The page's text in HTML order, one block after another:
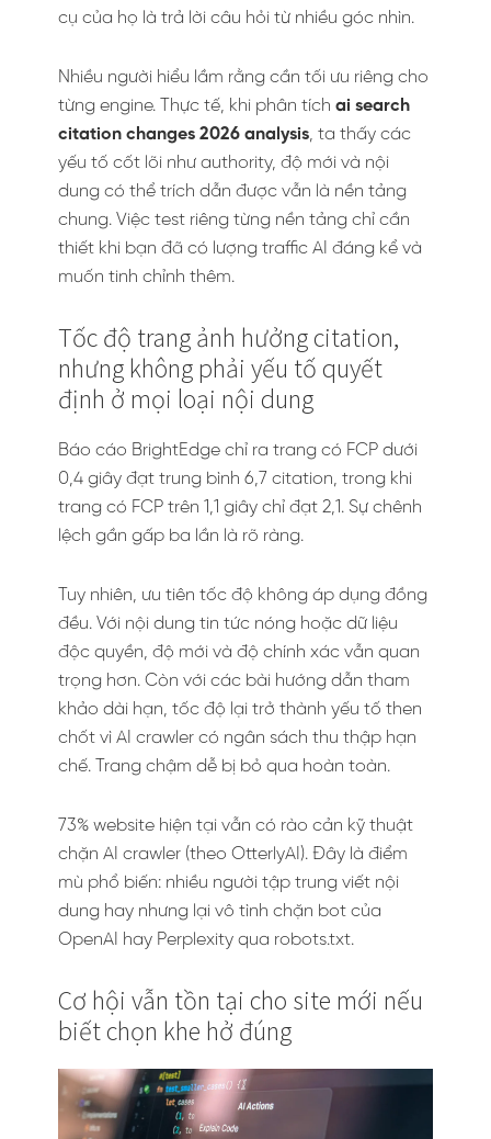
cụ của họ là trả lời câu hỏi từ nhiều góc nhìn.
Nhiều người hiểu lầm rằng cần tối ưu riêng cho
từng engine. Thực tế, khi phân tích ai search
citation changes 2026 analysis, ta thấy các
yếu tố cốt lõi như authority, độ mới và nội
dung có thể trích dẫn được vẫn là nền tảng
chung. Việc test riêng từng nền tảng chỉ cần
thiết khi bạn đã có lượng traffic AI đáng kể và
muốn tinh chỉnh thêm.
Tốc độ trang ảnh hưởng citation,
nhưng không phải yếu tố quyết
định ở mọi loại nội dung
Báo cáo BrightEdge chỉ ra trang có FCP dưới
0,4 giây đạt trung bình 6,7 citation, trong khi
trang có FCP trên 1,1 giây chỉ đạt 2,1. Sự chênh
lệch gần gấp ba lần là rõ ràng.
Tuy nhiên, ưu tiên tốc độ không áp dụng đồng
đều. Với nội dung tin tức nóng hoặc dữ liệu
độc quyền, độ mới và độ chính xác vẫn quan
trọng hơn. Còn với các bài hướng dẫn tham
khảo dài hạn, tốc độ lại trở thành yếu tố then
chốt vì AI crawler có ngân sách thu thập hạn
chế. Trang chậm dễ bị bỏ qua hoàn toàn.
73% website hiện tại vẫn có rào cản kỹ thuật
chặn AI crawler (theo OtterlyAI). Đây là điểm
mù phổ biến: nhiều người tập trung viết nội
dung hay nhưng lại vô tình chặn bot của
OpenAI hay Perplexity qua robots.txt.
Cơ hội vẫn tồn tại cho site mới nếu
biết chọn khe hở đúng